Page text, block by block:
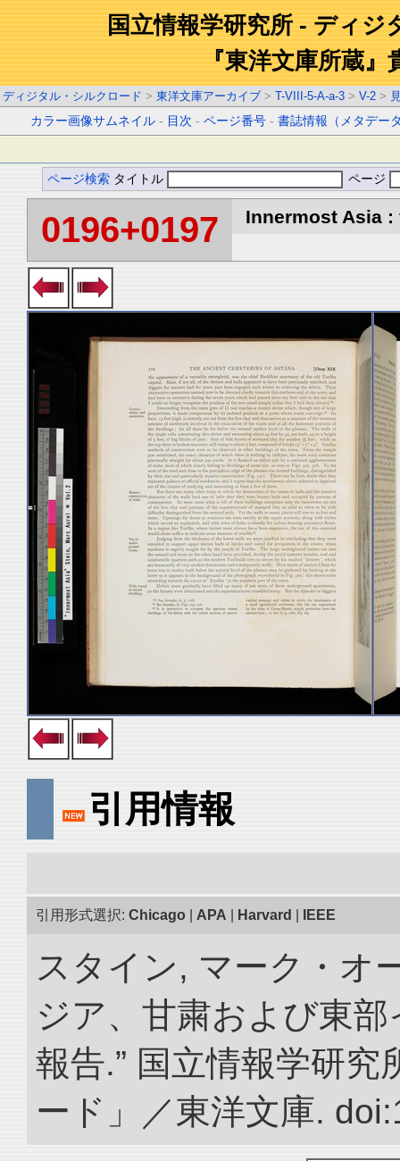
国立情報学研究所 - ディジ
『東洋文庫所蔵』
ディジタル・シルクロード > 東洋文庫アーカイブ > T-VIII-5-A-a-3 > V-2 >
カラー画像サムネイル - 目次 -ページ番号 -書誌情報（メタデー
ページ検索 タイトル ページ
0196+0197 Innermost Asia :
引用情報
引用形式選択: Chicago APA Harvard IEEE
スタイン, マーク・オ
ジア、甘粛および東
報告.” 国立情報学研
ード」／東洋文庫.